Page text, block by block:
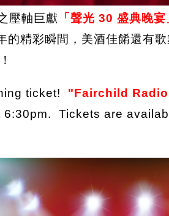
壓軸巨獻 「聲光 30 盛典晚宴
精彩瞬間，美酒佳餚還有
ticket! "Fairchild
Tickets are